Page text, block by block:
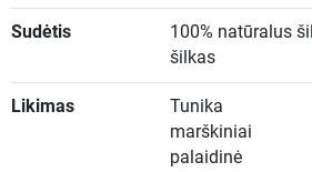
Sudėtis
100% natūralus
šilkas
Likimas
Tunika
marškiniai
palaidinė